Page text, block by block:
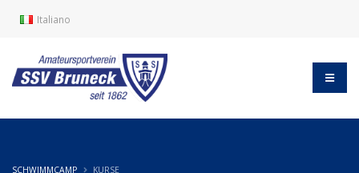
Italiano
SCHWIMMCAMP KURSE